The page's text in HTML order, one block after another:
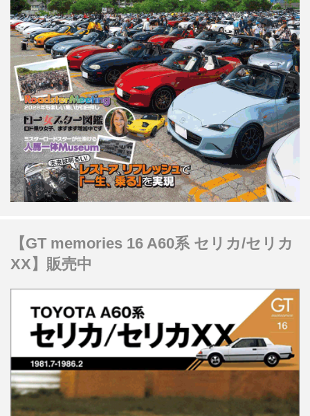
【GT memories 16 A60系 セリカ/セリカ
XX】販売中